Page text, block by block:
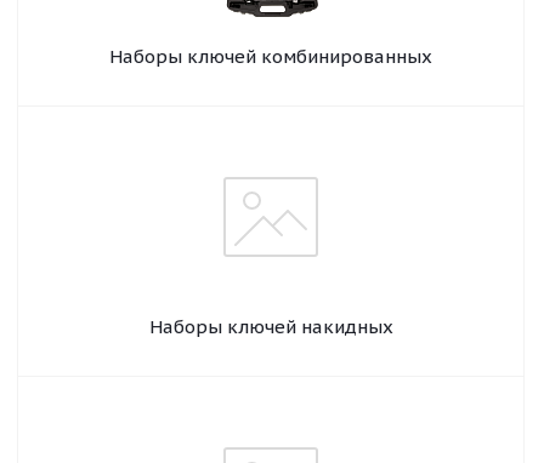
Наборы ключей комбинированных
Наборы ключей накидных